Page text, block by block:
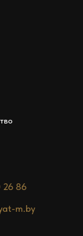
26 86
m.by